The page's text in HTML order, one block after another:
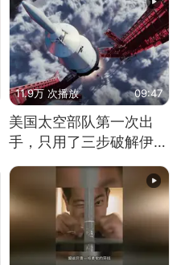
11.9万 次播放 09:47
美国太空部队第一次出
手，只用了三步破解伊朗